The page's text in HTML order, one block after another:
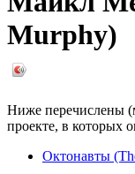
Murphy)
Ниже перечислены
проекте, в которых
Октонавты